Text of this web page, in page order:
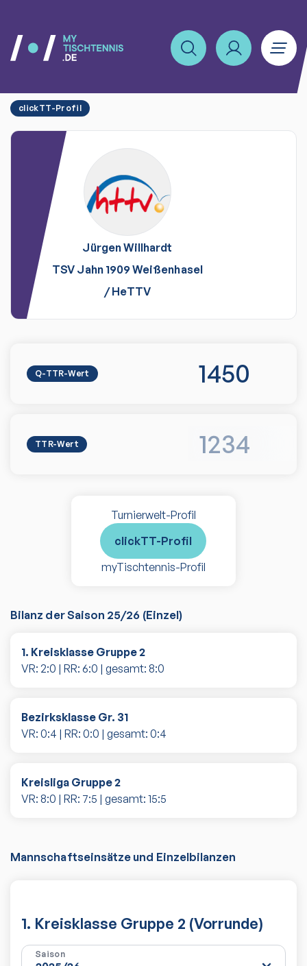
clickTT-Profil
JürgenWillhardt
TSV Jahn 1909 Weißenhasel
/HeTTV
Q-TTR-Wert 1450
TTR-Wert 1234
Turnierwelt-Profil
clickTT-Profil
myTischtennis-Profil
Bilanz der Saison 25/26 (Einzel)
1. Kreisklasse Gruppe 2
VR: 2:0 | RR: 6:0 | gesamt: 8:0
Bezirksklasse Gr. 31
VR: 0:4 | RR: 0:0 | gesamt: 0:4
Kreisliga Gruppe 2
VR: 8:0 | RR: 7:5 | gesamt: 15:5
Mannschaftseinsätze und Einzelbilanzen
1. Kreisklasse Gruppe 2 (Vorrunde)
Saison